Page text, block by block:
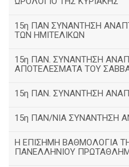
15η ΠΑΝ ΣΥΝΑΝΤΗΣΗ
ΤΩΝ ΗΜΙΤΕΛΙΚΩΝ
15η ΠΑΝ. ΣΥΝΑΝΤΗΣΗ
ΑΠΟΤΕΛΕΣΜΑΤΑ ΤΟΥ
15η ΠΑΝ. ΣΥΝΑΝΤΗΣΗ
15η ΠΑΝ/ΝΙΑ ΣΥΝΑΝΤΗΣΗ
Η ΕΠΙΣΗΜΗ ΒΑΘΜΟΛΟΓΙΑ
ΠΑΝΕΛΛΗΝΙΟΥ